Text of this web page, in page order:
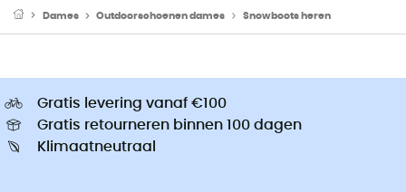
Dames Outdoorschoenen dames Snowboots heren
Gratis levering vanaf €100
Gratis retourneren binnen 100 dagen
Klimaatneutraal